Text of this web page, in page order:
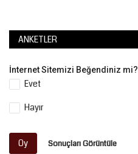
ANKETLER
İnternet Sitemizi Beğendiniz mi?
Evet
Hayır
Oy Sonuçları Görüntüle